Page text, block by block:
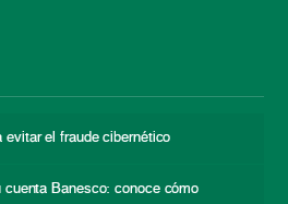
evitar el fraude cibernético
cuenta Banesco: conoce cómo